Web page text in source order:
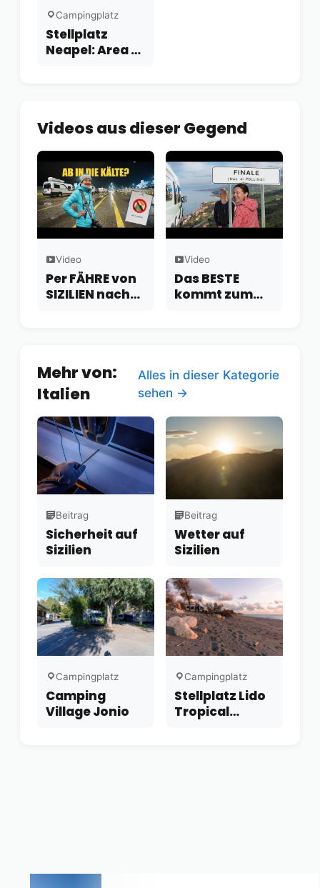
Campingplatz
Stellplatz
Neapel: Area di
Videos aus dieser Gegend
Video
Per FÄHRE von
SIZILIEN nach
Video
Das BESTE
kommt zum
Mehr von:
Italien
Alles in dieser Kategorie
sehen →
Beitrag
Sicherheit auf
Sizilien
Beitrag
Wetter auf
Sizilien
Campingplatz
Camping
Village Jonio
Campingplatz
Stellplatz Lido
Tropical